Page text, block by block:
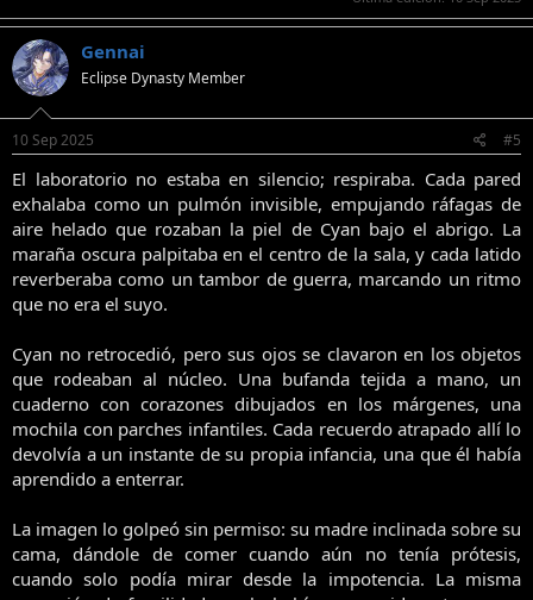
Gennai
Eclipse Dynasty Member
10 Sep 2025 #5
El laboratorio no estaba en silencio; respiraba. Cada pared
exhalaba como un pulmón invisible, empujando ráfagas de
aire helado que rozaban la piel de Cyan bajo el abrigo. La
maraña oscura palpitaba en el centro de la sala, y cada latido
reverberaba como un tambor de guerra, marcando un ritmo
que no era el suyo.
Cyan no retrocedió, pero sus ojos se clavaron en los objetos
que rodeaban al núcleo. Una bufanda tejida a mano, un
cuaderno con corazones dibujados en los márgenes, una
mochila con parches infantiles. Cada recuerdo atrapado allí lo
devolvía a un instante de su propia infancia, una que él había
aprendido a enterrar.
La imagen lo golpeó sin permiso: su madre inclinada sobre su
cama, dándole de comer cuando aún no tenía prótesis,
cuando solo podía mirar desde la impotencia. La misma